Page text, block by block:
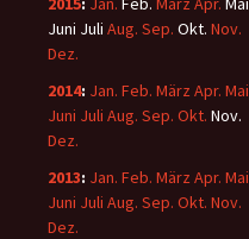
Juni Juli Aug. Sep. Okt. Nov.
Dez.
2014: Jan. Feb. März Apr. Mai
Juni Juli Aug. Sep. Okt. Nov.
Dez.
2013: Jan. Feb. März Apr. Mai
Juni Juli Aug. Sep. Okt. Nov.
Dez.